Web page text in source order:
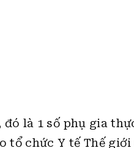
đồng thời cũng